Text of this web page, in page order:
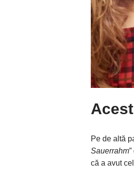
Pe de altă
Sauerrahm
că a avut